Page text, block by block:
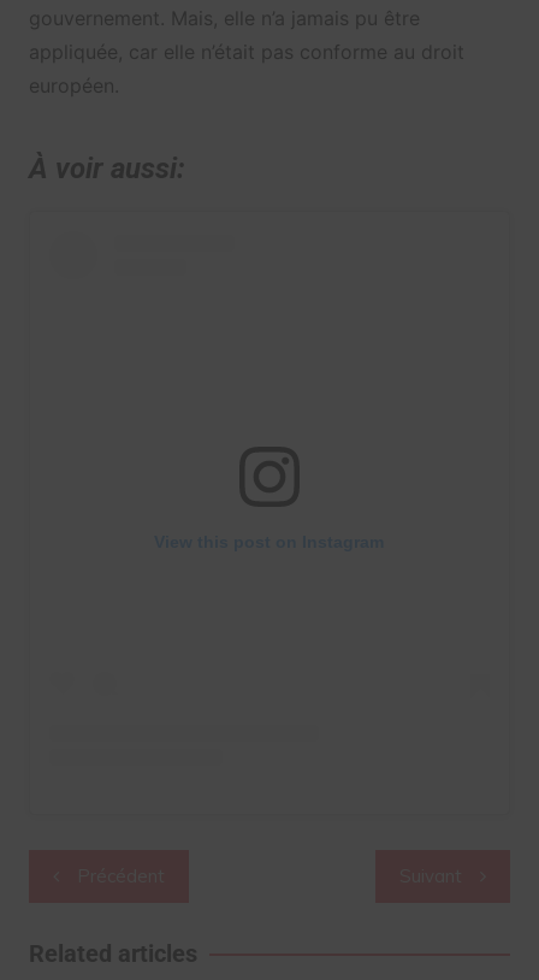
gouvernement. Mais, elle n’a jamais pu être
appliquée, car elle n’était pas conforme au droit
européen.
À voir aussi:
l’article
Related articles